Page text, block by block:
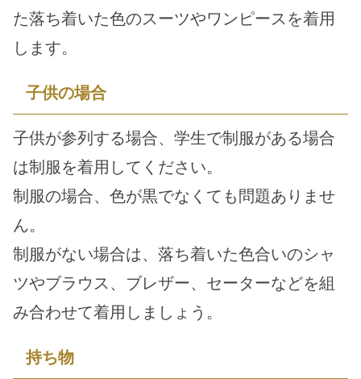
た落ち着いた色のスーツやワンピースを着用
します。
子供の場合
子供が参列する場合、学生で制服がある場合
は制服を着用してください。
制服の場合、色が黒でなくても問題ありませ
ん。
制服がない場合は、落ち着いた色合いのシャ
ツやブラウス、ブレザー、セーターなどを組
み合わせて着用しましょう。
持ち物